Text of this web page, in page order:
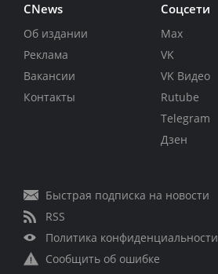
CNews
Об издании
Реклама
Вакансии
Контакты
Соцсети
Max
VK
VK Видео
Rutube
Telegram
Дзен
Быстрая подписка на новости
RSS
Политика конфиденциальности
Сообщить об ошибке